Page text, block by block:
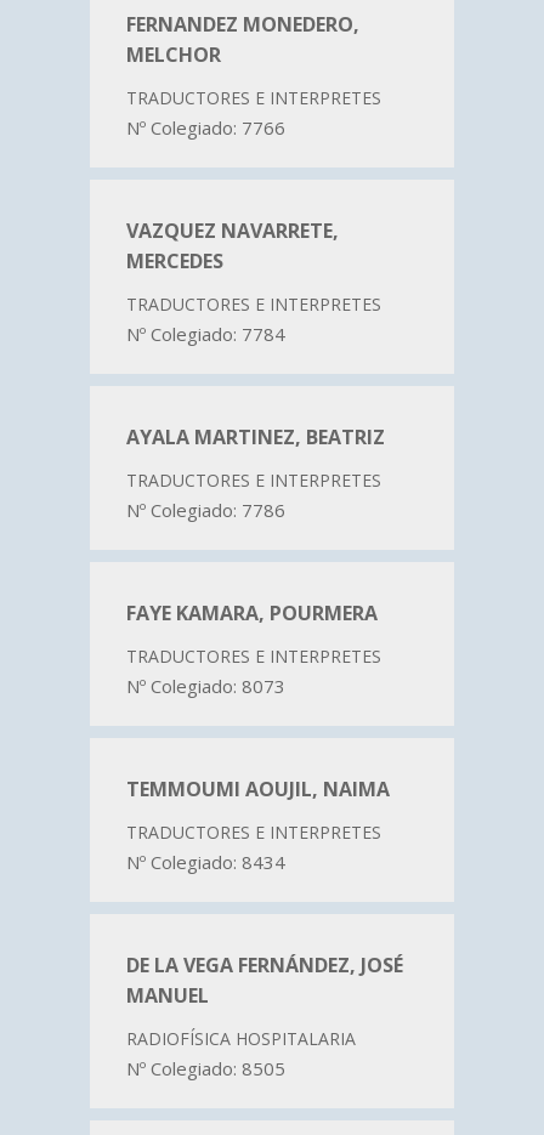
FERNANDEZ MONEDERO,
MELCHOR
TRADUCTORES E INTERPRETES
Nº Colegiado: 7766
VAZQUEZ NAVARRETE,
MERCEDES
TRADUCTORES E INTERPRETES
Nº Colegiado: 7784
AYALA MARTINEZ, BEATRIZ
TRADUCTORES E INTERPRETES
Nº Colegiado: 7786
FAYE KAMARA, POURMERA
TRADUCTORES E INTERPRETES
Nº Colegiado: 8073
TEMMOUMI AOUJIL, NAIMA
TRADUCTORES E INTERPRETES
Nº Colegiado: 8434
DE LA VEGA FERNÁNDEZ, JOSÉ
MANUEL
RADIOFÍSICA HOSPITALARIA
Nº Colegiado: 8505